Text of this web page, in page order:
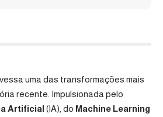
uma das transformações mais
recente. Impulsionada pelo
Artificial (IA), do Machine Learning